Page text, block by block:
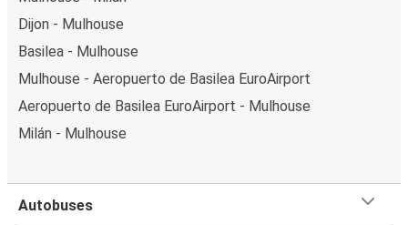
Dijon - Mulhouse
Basilea - Mulhouse
Mulhouse - Aeropuerto de Basilea EuroAirport
Aeropuerto de Basilea EuroAirport - Mulhouse
Milán - Mulhouse
Autobuses